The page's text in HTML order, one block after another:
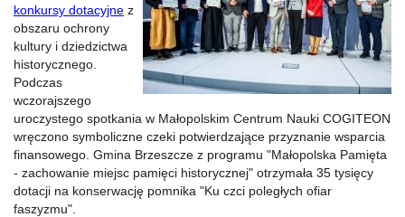
konkursy dotacyjne z
obszaru ochrony
kultury i dziedzictwa
historycznego.
Podczas
wczorajszego
uroczystego spotkania w Małopolskim Centrum Nauki COGITEON
wręczono symboliczne czeki potwierdzające przyznanie wsparcia
finansowego. Gmina Brzeszcze z programu "Małopolska Pamięta
- zachowanie miejsc pamięci historycznej" otrzymała 35 tysięcy
dotacji na konserwację pomnika "Ku czci poległych ofiar
faszyzmu".